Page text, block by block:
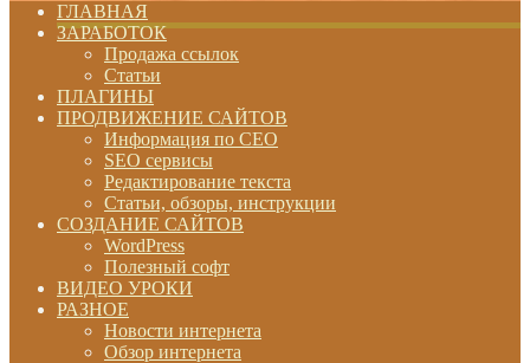
ГЛАВНАЯ
ЗАРАБОТОК
Продажа ссылок
Статьи
ПЛАГИНЫ
ПРОДВИЖЕНИЕ САЙТОВ
Информация по СЕО
SEO сервисы
Редактирование текста
Статьи, обзоры, инструкции
СОЗДАНИЕ САЙТОВ
WordPress
Полезный софт
ВИДЕО УРОКИ
РАЗНОЕ
Новости интернета
Обзор интернета